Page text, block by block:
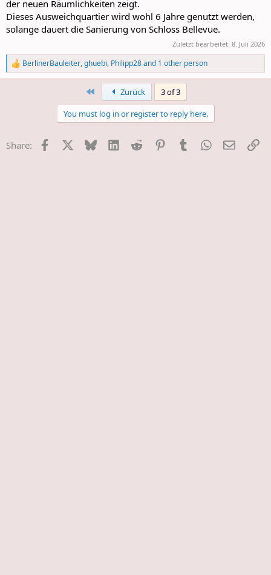
der neuen Räumlichkeiten zeigt.
Dieses Ausweichquartier wird wohl 6 Jahre genutzt werden,
solange dauert die Sanierung von Schloss Bellevue.
Zuletzt bearbeitet: 8. Juli 2026
R
e
s
BerlinerBauleiter,ghuebi, Philipp28and 1 other person
Zurück
3 of 3
You must log in or register to reply here.
Share: Facebook Bluesky LinkedInReddit PinterestTumblrWhatsApp
E-Mail